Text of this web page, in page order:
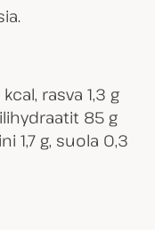
rasva 1,3 g
85 g
1,7 g, suola 0,3